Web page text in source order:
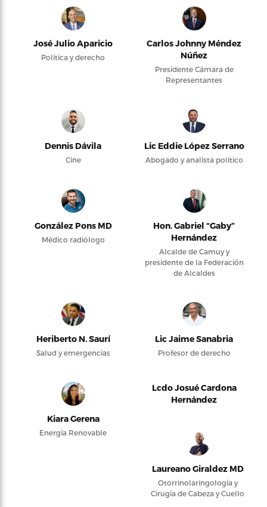
José Julio Aparicio
Política y derecho
Carlos Johnny Méndez
Núñez
Presidente Cámara de
Representantes
Dennis Dávila
Cine
Lic Eddie López Serrano
Abogado y analista político
González Pons MD
Médico radiólogo
Hon. Gabriel “Gaby”
Hernández
Alcalde de Camuy y
presidente de la Federación
de Alcaldes
Heriberto N. Saurí
Salud y emergencias
Lic Jaime Sanabria
Profesor de derecho
Kiara Gerena
Energía Renovable
Lcdo Josué Cardona
Hernández
Laureano Giraldez MD
Otorrinolaringología y
Cirugía de Cabeza y Cuello